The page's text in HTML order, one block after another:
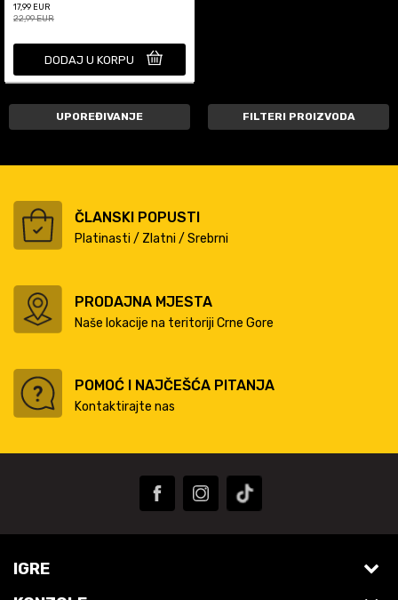
17,99 EUR
22,99EUR
DODAJ U KORPU
UPOREĐIVANJE FILTERI PROIZVODA
ČLANSKI POPUSTI
Platinasti / Zlatni / Srebrni
PRODAJNA MJESTA
Naše lokacije na teritoriji Crne Gore
POMOĆ I NAJČEŠĆA PITANJA
Kontaktirajte nas
IGRE